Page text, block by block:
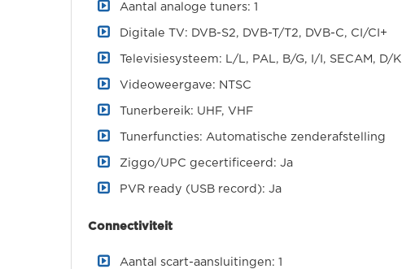
Aantal analoge tuners: 1
Digitale TV: DVB-S2, DVB-T/T2, DVB-C, CI/CI+
Televisiesysteem: L/L, PAL, B/G, I/I, SECAM, D/K
Videoweergave: NTSC
Tunerbereik: UHF, VHF
Tunerfuncties: Automatische zenderafstelling
Ziggo/UPC gecertificeerd: Ja
PVR ready (USB record): Ja
Connectiviteit
Aantal scart-aansluitingen: 1